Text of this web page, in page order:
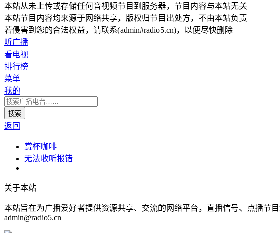
本站从未上传或存储任何音视频节目到服务器，节目内容与本站无关
本站节目内容均来源于网络共享，版权归节目出处方，不由本站负责
若侵害到您的合法权益，请联系(admin#radio5.cn)，以便尽快删除
听广播
看电视
排行榜
菜单
我的
返回
赏杯咖啡
无法收听报错
关于本站
本站旨在为广播爱好者提供资源共享、交流的网络平台，直播信号、点播节
admin@radio5.cn